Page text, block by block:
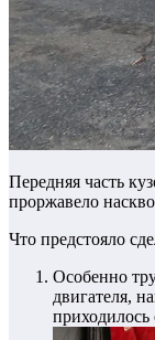
Передняя часть
проржавело
Что предстояло
Особенно
двигателя,
приходилось